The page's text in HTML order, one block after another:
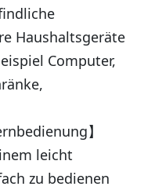
Haushaltsgeräte
Computer,
】
leicht
zu bedienen